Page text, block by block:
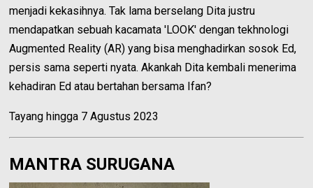
menjadi kekasihnya. Tak lama berselang Dita justru
mendapatkan sebuah kacamata 'LOOK' dengan tekhnologi
Augmented Reality (AR) yang bisa menghadirkan sosok Ed,
persis sama seperti nyata. Akankah Dita kembali menerima
kehadiran Ed atau bertahan bersama Ifan?
Tayang hingga 7 Agustus 2023
MANTRA SURUGANA